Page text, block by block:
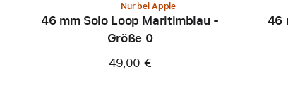
Nur bei Apple
46 mm Solo Loop Maritimblau -
Größe 0
49,00 €
46